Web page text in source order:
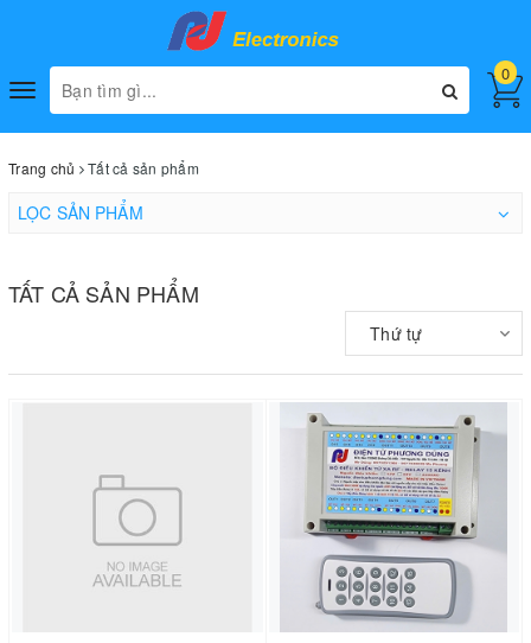
Toggle
navigation
0
Trang chủ Tất cả sản phẩm
LỌC SẢN PHẨM
TẤT CẢ SẢN PHẨM
Thứ tự